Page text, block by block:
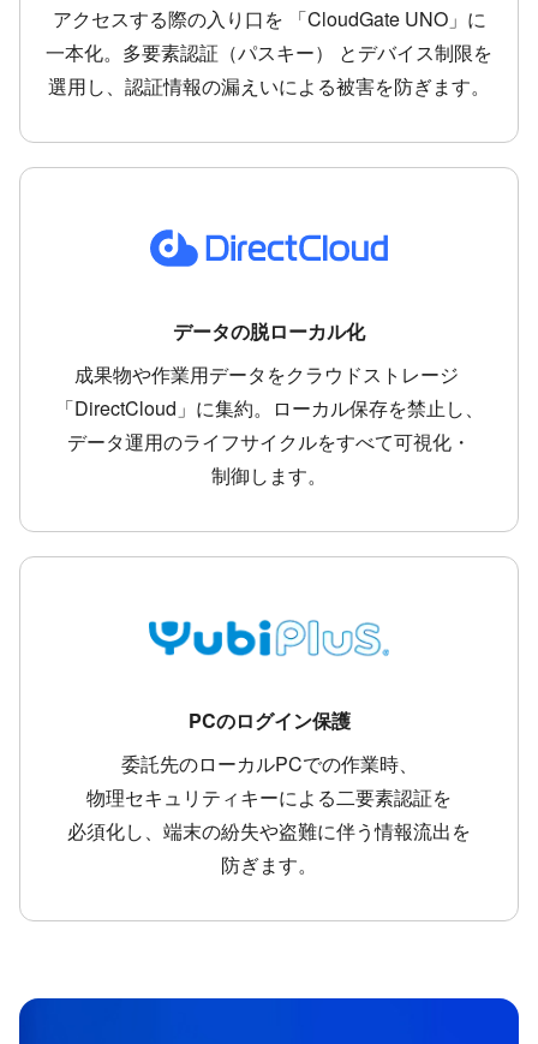
アクセスする​際の​入り口を​ 「CloudGate UNO」に​
一本化。​多要素認証​（パスキー）​ と​デバイス制限を​
選用し、​認証情報の​漏えいに​よる​被害を​防ぎます。
データの​脱ローカル化
成果物や​作業用データを​クラウドストレージ ​
「DirectCloud」に​集約。​ローカル保存を​禁止し、​
データ運用の​ライフサイクルを​すべて​可視化・​
制御します。
PCの​ログイン保護
委託先の​ローカルPCでの​作業時、​
物理セキュリティキーに​よる​二要素認証を​
必須化し、​端末の​紛失や​盗難に​伴う​情報流出を​
防ぎます。